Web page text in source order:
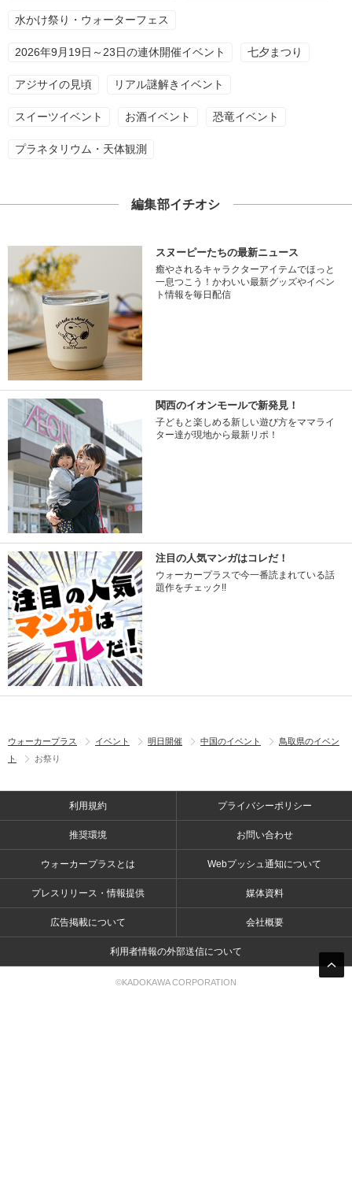
水かけ祭り・ウォーターフェス
2026年9月19日～23日の連休開催イベント 七夕まつり
アジサイの見頃 リアル謎解きイベント
スイーツイベント お酒イベント 恐竜イベント
プラネタリウム・天体観測
編集部イチオシ
スヌーピーたちの最新ニュース
癒やされるキャラクターアイテムでほっと
一息つこう！かわいい最新グッズやイベン
ト情報を毎日配信
関西のイオンモールで新発見！
子どもと楽しめる新しい遊び方をママライ
ター達が現地から最新リポ！
注目の人気マンガはコレだ！
ウォーカープラスで今一番読まれている話
題作をチェック!!
ウォーカープラス イベント 明日開催 中国のイベント
鳥取県のイベン
ト
お祭り
利用規約 プライバシーポリシー
推奨環境 お問い合わせ
ウォーカープラスとは Webプッシュ通知について
プレスリリース・情報提供 媒体資料
広告掲載について 会社概要
利用者情報の外部送信について
©KADOKAWA CORPORATION